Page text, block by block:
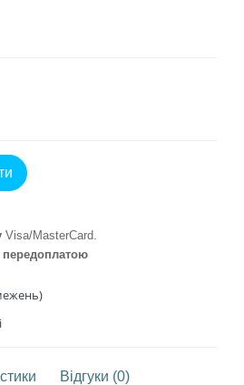
Visa/MasterCard.
передоплатою
Відгуки (0)